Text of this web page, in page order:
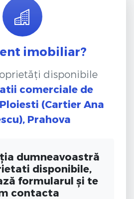
imobiliar?
disponibile
comerciale de
(Cartier Ana
Prahova
dumneavoastră
disponibile,
formularul și te
contacta